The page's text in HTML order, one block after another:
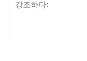
강조하다: